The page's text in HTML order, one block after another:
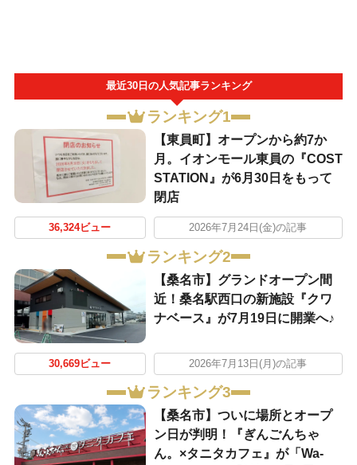
最近30日の人気記事ランキング
ランキング1
【東員町】オープンから約7か
月。イオンモール東員の『COST
STATION』が6月30日をもって
閉店
36,324ビュー 2026年7月24日(金)の記事
ランキング2
【桑名市】グランドオープン間
近！桑名駅西口の新施設『クワ
ナベース』が7月19日に開業へ♪
30,669ビュー 2026年7月13日(月)の記事
ランキング3
【桑名市】ついに場所とオープ
ン日が判明！『ぎんごんちゃ
ん。×タニタカフェ』が「Wa-